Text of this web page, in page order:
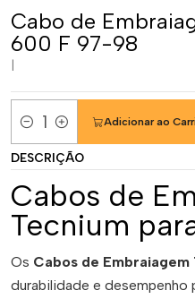
Cabo de
600 F 97-98
Quantidade
Adicionar ao
DESCRIÇÃO
Cabos de
Tecnium
Os Cabos de Embraiagem
durabilidade e desempenho